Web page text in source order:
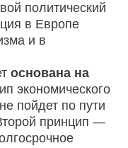
политический
в Европе
и в
основана на
экономического
пойдет по пути
принцип —